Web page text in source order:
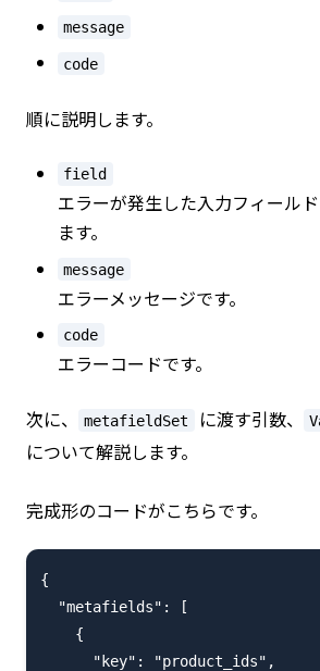
message
code
順に説明します。
field
エラーが発生した入力フィール
ます。
message
エラーメッセージです。
code
エラーコードです。
次に、 metafieldSet に渡す引数、
について解説します。
完成形のコードがこちらです。
{
  "metafields": [
    {
      "key": "product_ids",